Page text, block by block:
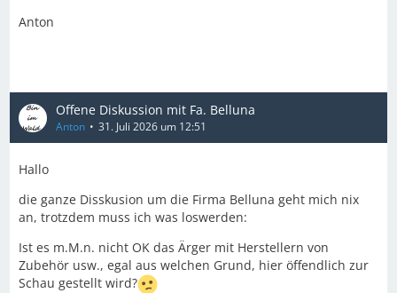
Anton
Offene Diskussion mit Fa. Belluna
Anton 31. Juli 2026 um 12:51
Hallo
die ganze Disskusion um die Firma Belluna geht mich nix
an, trotzdem muss ich was loswerden:
Ist es m.M.n. nicht OK das Ärger mit Herstellern von
Zubehör usw., egal aus welchen Grund, hier öffendlich zur
Schau gestellt wird?